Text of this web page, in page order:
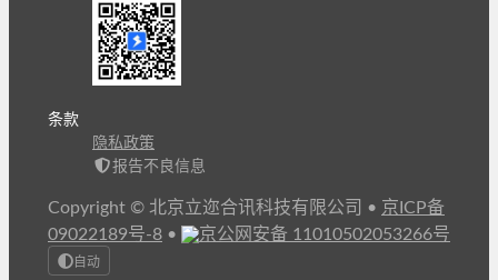
条款
隐私政策
报告不良信息
Copyright © 北京立迩合讯科技有限公司 • 京ICP备
09022189号-8 • 京公网安备 11010502053266号
自动